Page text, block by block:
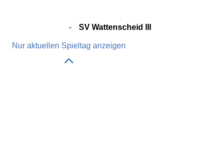
SV Wattenscheid III
Nur aktuellen Spieltag anzeigen